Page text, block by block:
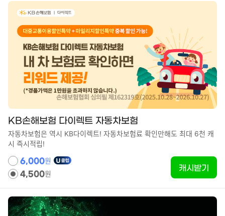
KB손해보험 다이렉트 자동차보험
자동차보험은 역시 KB다이렉트! 자동차보험료 확인만해도 최대 6천 캐
시 즉시적립!
6,000원
4,500원
캐시받기